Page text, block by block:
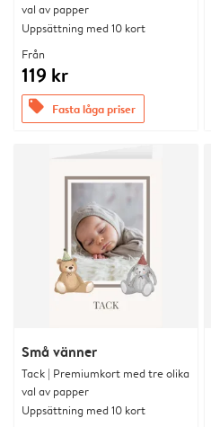
val av papper
Uppsättning med 10 kort
Från
119 kr
offers Fasta låga priser
Små vänner
Tack | Premiumkort med tre olika
val av papper
Uppsättning med 10 kort